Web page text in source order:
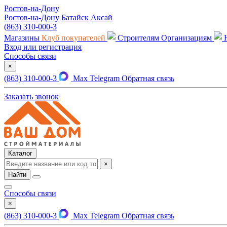
Ростов-на-Дону
Ростов-на-Дону Батайск Аксай
(863) 310-000-3
Магазины Клуб покупателей Строителям Организациям
Вход или регистрация
Способы связи
×
(863) 310-000-3 Max Telegram Обратная связь
Заказать звонок
Каталог
×
Найти
Способы связи
×
(863) 310-000-3 Max Telegram Обратная связь